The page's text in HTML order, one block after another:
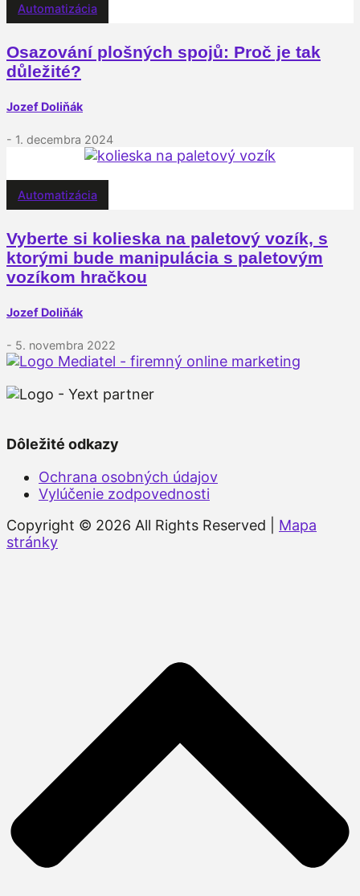
Automatizácia
Osazování plošných spojů: Proč je tak
důležité?
Jozef Doliňák
- 1. decembra 2024
Automatizácia
Vyberte si kolieska na paletový vozík, s
ktorými bude manipulácia s paletovým
vozíkom hračkou
Jozef Doliňák
- 5. novembra 2022
Dôležité odkazy
Ochrana osobných údajov
Vylúčenie zodpovednosti
Copyright © 2026 All Rights Reserved | Mapa
stránky